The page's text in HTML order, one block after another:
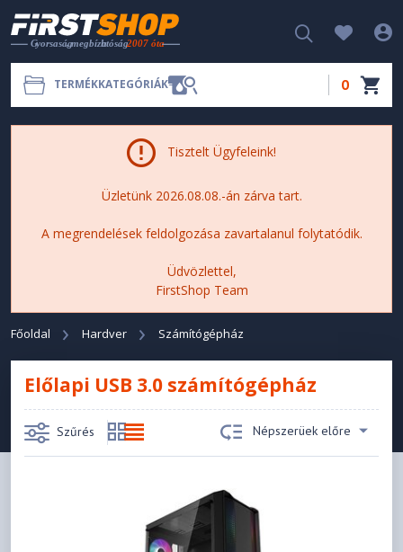
TERMÉKKATEGÓRIÁK 0
Tisztelt Ügyfeleink!
Üzletünk 2026.08.08.-án zárva tart.
A megrendelések feldolgozása zavartalanul folytatódik.
Üdvözlettel,
FirstShop Team
Főoldal Hardver Számítógépház
Előlapi USB 3.0 számítógépház
Szűrés Népszerüek előre